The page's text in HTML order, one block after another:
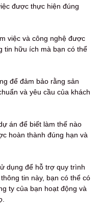
được thực hiện đúng
việc và công nghệ được
tin hữu ích mà bạn có thể
để đảm bảo rằng sản
và yêu cầu của khách
án để biết làm thế nào
hoàn thành đúng hạn và
dụng để hỗ trợ quy trình
tin này, bạn có thể có
ty của bạn hoạt động và